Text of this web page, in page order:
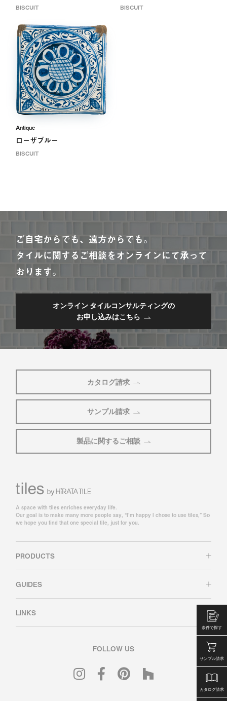
条件で探す
サンプル請求
カタログ請求
BISCUIT BISCUIT
Antique
ローザブルー
BISCUIT
ご自宅からでも、遠方からでも。
タイルに関するご相談をオンラインにて承って
おります。
オンライン タイルコンサルティングの
お申し込みはこちら
カタログ請求
サンプル請求
製品に関するご相談
A space with tiles enriches everyday life.
Our goal is to make many more people say, “I’m happy I chose to use tiles,” So
we hope you find that one special tile, just for you.
PRODUCTS
GUIDES
LINKS
FOLLOW US